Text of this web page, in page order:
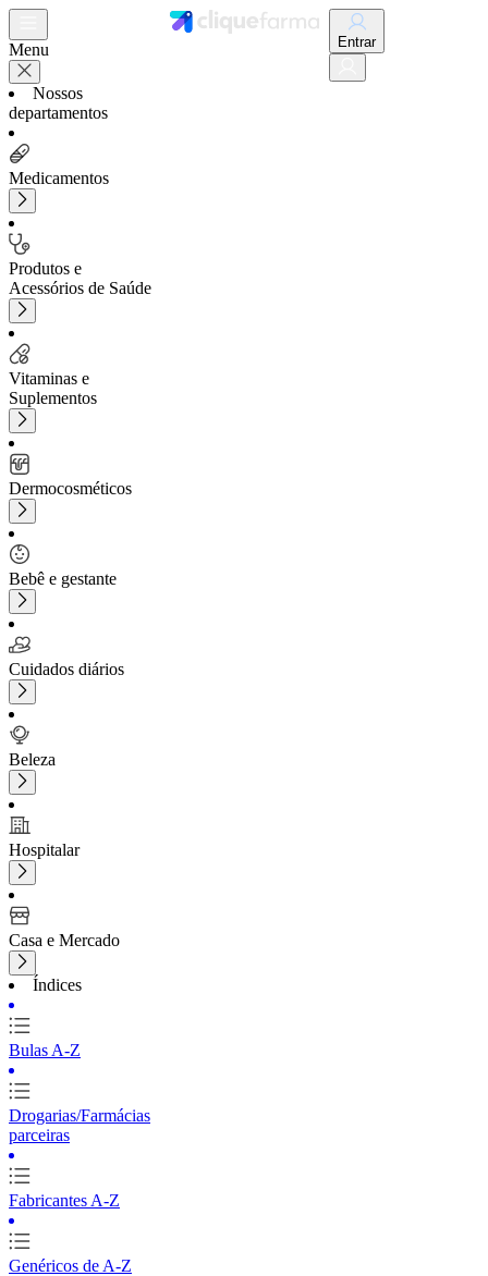
Menu
Nossos
departamentos
Medicamentos
Produtos e
Acessórios de Saúde
Vitaminas e
Suplementos
Dermocosméticos
Bebê e gestante
Cuidados diários
Beleza
Hospitalar
Casa e Mercado
Índices
Bulas A-Z
Drogarias/Farmácias
parceiras
Fabricantes A-Z
Genéricos de A-Z
Entrar